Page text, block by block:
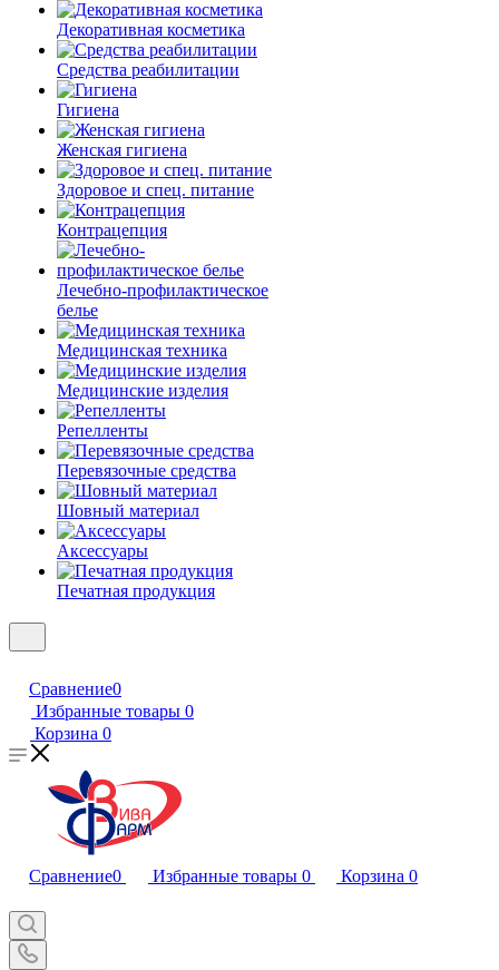
Декоративная косметика
Средства реабилитации
Гигиена
Женская гигиена
Здоровое и спец. питание
Контрацепция
Лечебно-профилактическое
белье
Медицинская техника
Медицинские изделия
Репелленты
Перевязочные средства
Шовный материал
Аксессуары
Печатная продукция
Сравнение0
Избранные товары 0
Корзина 0
Сравнение0 Избранные товары 0 Корзина 0